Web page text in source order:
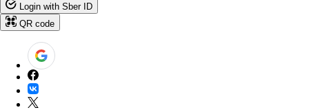
Login with Sber ID
QR code